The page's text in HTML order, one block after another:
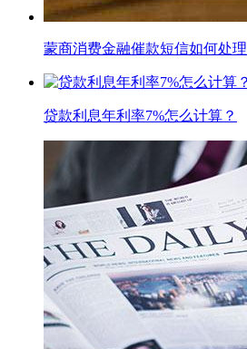
蒙商消费金融催款短信如何处理
贷款利息年利率7%怎么计算？